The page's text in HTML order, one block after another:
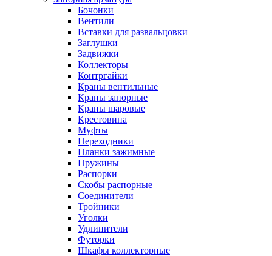
Бочонки
Вентили
Вставки для развальцовки
Заглушки
Задвижки
Коллекторы
Контргайки
Краны вентильные
Краны запорные
Краны шаровые
Крестовина
Муфты
Переходники
Планки зажимные
Пружины
Распорки
Скобы распорные
Соединители
Тройники
Уголки
Удлинители
Футорки
Шкафы коллекторные